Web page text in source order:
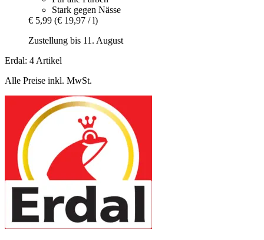
Stark gegen Nässe
€ 5,99 (€ 19,97 / l)
Zustellung bis 11. August
Erdal: 4 Artikel
Alle Preise inkl. MwSt.